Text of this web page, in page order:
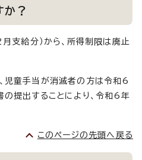
か？
支給分）から、所得制限は廃止
児童手当が消滅者の方は令和6
提出することにより、令和6年
このページの先頭へ戻る